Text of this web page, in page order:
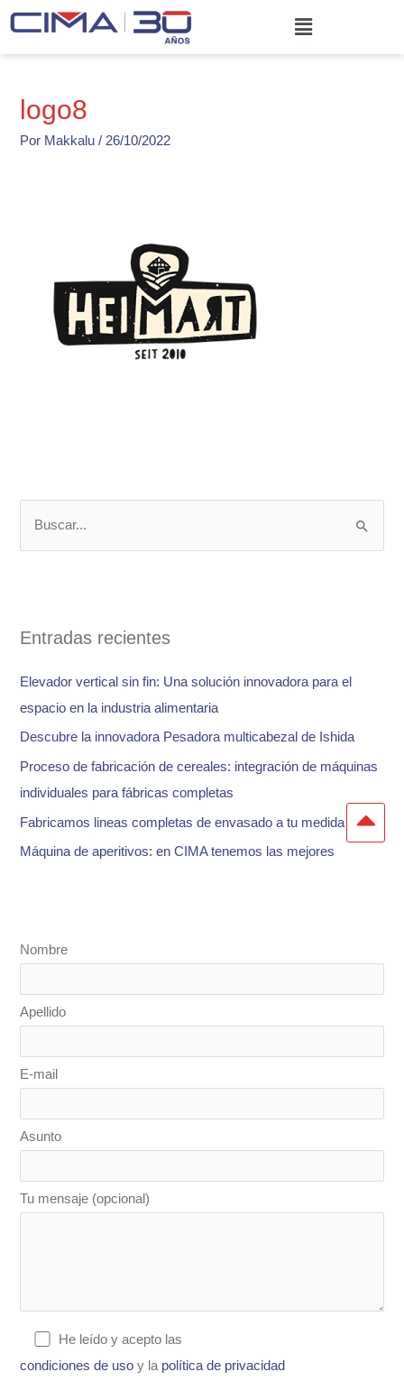
Menú
logo8
Por Makkalu/ 26/10/2022
u
a
p
o
r
:
Entradas recientes
Elevador vertical sin fin: Una solución innovadora para el
espacio en la industria alimentaria
Descubre la innovadora Pesadora multicabezal de Ishida
Proceso de fabricación de cereales: integración de máquinas
individuales para fábricas completas
Fabricamos lineas completas de envasado a tu medida
Máquina de aperitivos: en CIMA tenemos las mejores
Nombre
Apellido
E-mail
Asunto
Tu mensaje (opcional)
He leído y acepto las
condiciones de uso y la política de privacidad